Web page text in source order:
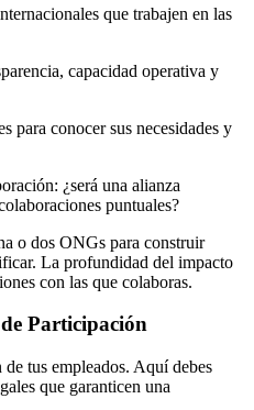
que trabajen en las
capacidad operativa y
para conocer sus necesidades y
¿será una alianza
puntuales?
o dos ONGs para construir
La profundidad del impacto
con las que colaboras.
Participación
tus empleados. Aquí debes
que garanticen una